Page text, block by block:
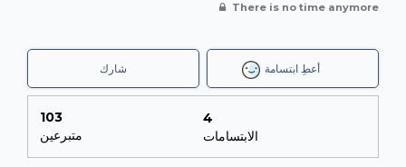
There is no time anymore
أعطِ ابتسامة شارك
103
متبرعين
4
الابتسامات